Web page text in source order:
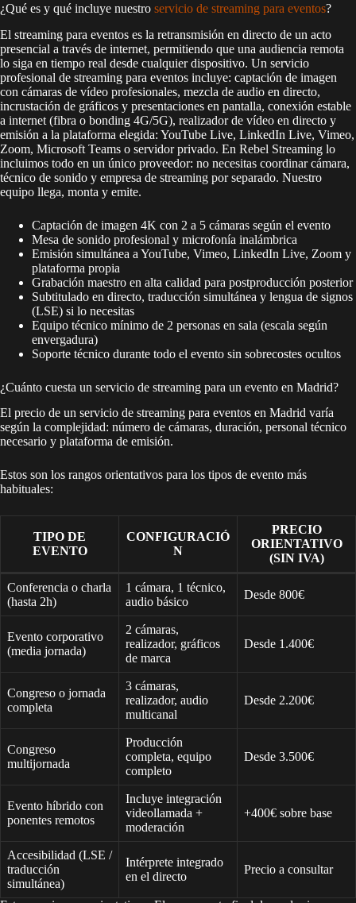
¿Qué es y qué incluye nuestro servicio de streaming para eventos?
El streaming para eventos es la retransmisión en directo de un acto
presencial a través de internet, permitiendo que una audiencia remota
lo siga en tiempo real desde cualquier dispositivo. Un servicio
profesional de streaming para eventos incluye: captación de imagen
con cámaras de vídeo profesionales, mezcla de audio en directo,
incrustación de gráficos y presentaciones en pantalla, conexión estable
a internet (fibra o bonding 4G/5G), realizador de vídeo en directo y
emisión a la plataforma elegida: YouTube Live, LinkedIn Live, Vimeo,
Zoom, Microsoft Teams o servidor privado. En Rebel Streaming lo
incluimos todo en un único proveedor: no necesitas coordinar cámara,
técnico de sonido y empresa de streaming por separado. Nuestro
equipo llega, monta y emite.
Captación de imagen 4K con 2 a 5 cámaras según el evento
Mesa de sonido profesional y microfonía inalámbrica
Emisión simultánea a YouTube, Vimeo, LinkedIn Live, Zoom y
plataforma propia
Grabación maestro en alta calidad para postproducción posterior
Subtitulado en directo, traducción simultánea y lengua de signos
(LSE) si lo necesitas
Equipo técnico mínimo de 2 personas en sala (escala según
envergadura)
Soporte técnico durante todo el evento sin sobrecostes ocultos
¿Cuánto cuesta un servicio de streaming para un evento en Madrid?
El precio de un servicio de streaming para eventos en Madrid varía
según la complejidad: número de cámaras, duración, personal técnico
necesario y plataforma de emisión.
Estos son los rangos orientativos para los tipos de evento más
habituales:
TIPO DE
EVENTO
CONFIGURACIÓ
N
PRECIO
ORIENTATIVO
(SIN IVA)
Conferencia o charla
(hasta 2h)
1 cámara, 1 técnico,
audio básico
Desde 800€
Evento corporativo
(media jornada)
2 cámaras,
realizador, gráficos
de marca
Desde 1.400€
Congreso o jornada
completa
3 cámaras,
realizador, audio
multicanal
Desde 2.200€
Congreso
multijornada
Producción
completa, equipo
completo
Desde 3.500€
Evento híbrido con
ponentes remotos
Incluye integración
videollamada +
moderación
+400€ sobre base
Accesibilidad (LSE /
traducción
simultánea)
Intérprete integrado
en el directo
Precio a consultar